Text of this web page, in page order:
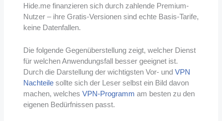
Hide.me finanzieren sich durch zahlende Premium-
Nutzer – ihre Gratis-Versionen sind echte Basis-Tarife,
keine Datenfallen.
Die folgende Gegenüberstellung zeigt, welcher Dienst
für welchen Anwendungsfall besser geeignet ist.
Durch die Darstellung der wichtigsten Vor- und VPN
Nachteilesollte sich der Leser selbst ein Bild davon
machen, welches VPN-Programm am besten zu den
eigenen Bedürfnissen passt.